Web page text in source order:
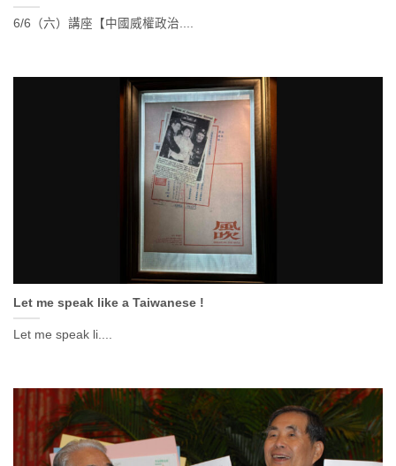
6/6（六）講座【中國威權政治....
Let me speak like a Taiwanese !
Let me speak li....